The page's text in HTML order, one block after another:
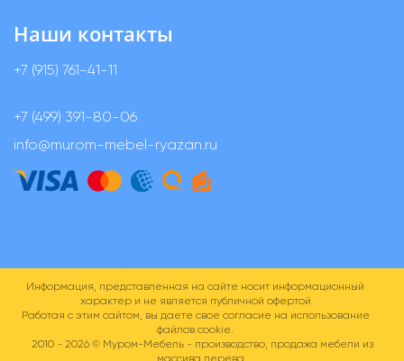
Наши контакты
+7 (915) 761-41-11
+7 (499) 391-80-06
info@murom-mebel-ryazan.ru
Информация, представленная на сайте носит информационный
характер и не является публичной офертой
Работая с этим сайтом, вы даете свое согласие на использование
файлов cookie.
2010 - 2026 ©Муром-Мебель - производство, продажа мебели из
массива дерева.